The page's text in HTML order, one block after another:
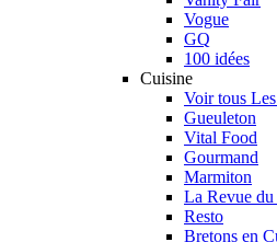
Vogue
GQ
100 idées
Cuisine
Voir tous
Gueuleton
Vital Food
Gourmand
Marmiton
La Revue
Resto
Bretons en